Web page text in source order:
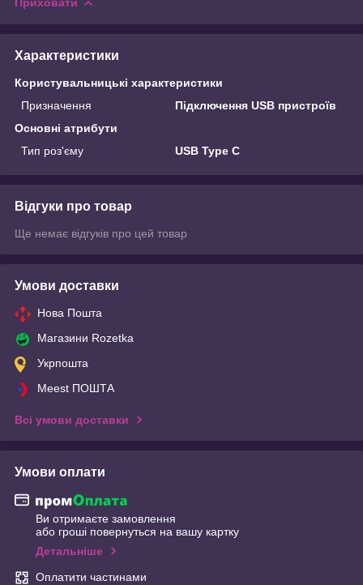
Характеристики
Користувальницькі характеристики
Призначення
Підключення USB пристроїв
Основні атрибути
Тип роз'єму
USB Type C
Відгуки про товар
Ще немає відгуків про цей товар
Умови доставки
Нова Пошта
Магазини Rozetka
Укрпошта
Meest ПОШТА
Всі умови доставки
Умови оплати
Ви отримаєте замовлення
або гроші повернуться на вашу картку
Детальніше
Оплатити частинами